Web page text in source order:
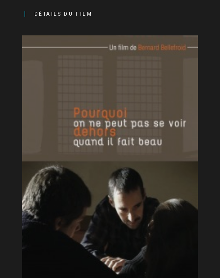
DÉTAILS DU FILM